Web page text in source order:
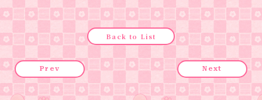
Prev
Back to List
Next